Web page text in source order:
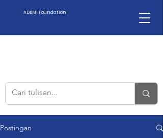
ADBMI Foundation
Postingan